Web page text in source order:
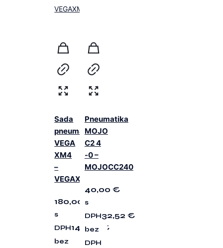
Sada
pneumatík
VEGA
XM4
–
VEGAXM4
180,00€
s
DPH146,34 €
bez
Pneumatika
MOJO
C2 4
-0 –
MOJOCC240
40,00 €
s
DPH32,52 €
bez
DPH